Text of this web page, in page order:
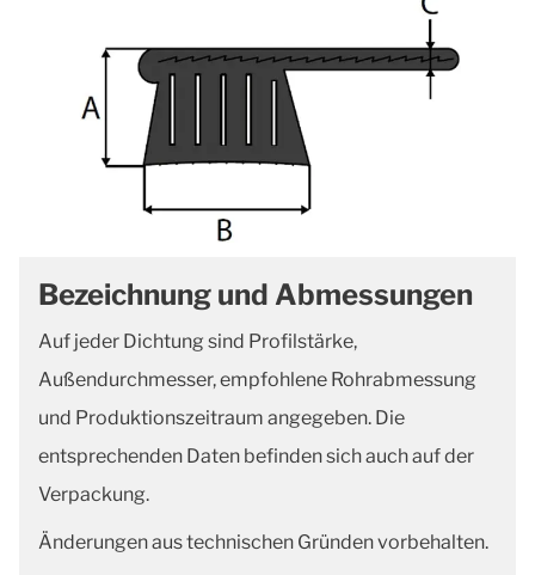
Bezeichnung und Abmessungen
Auf jeder Dichtung sind Profilstärke,
Außendurchmesser, empfohlene Rohrabmessung
und Produktionszeitraum angegeben. Die
entsprechenden Daten befinden sich auch auf der
Verpackung.
Änderungen aus technischen Gründen vorbehalten.